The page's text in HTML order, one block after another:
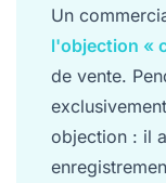
Un
l'objection «
de vente.
objection : il